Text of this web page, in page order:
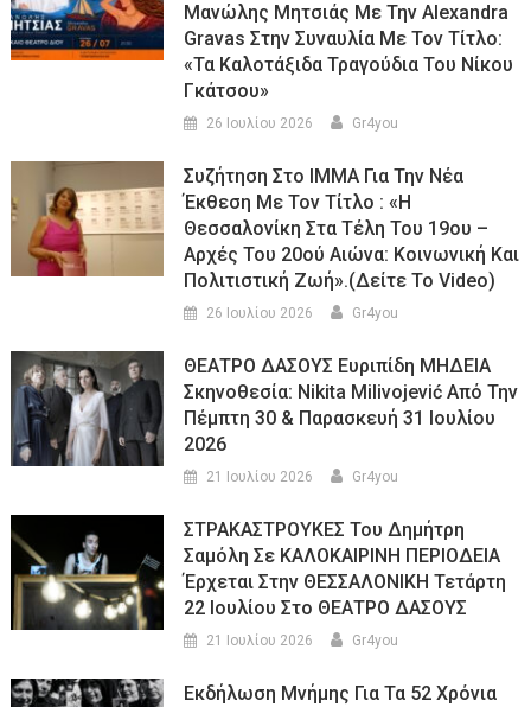
Μανώλης Μητσιάς Με Την Alexandra
Gravas Στην Συναυλία Με Τον Τίτλο:
«τα Καλοτάξιδα Τραγούδια Του Νίκου
Γκάτσου»
26 Ιουλίου 2026 Gr4you
Συζήτηση Στο ΙΜΜΑ Για Την Νέα
Έκθεση Με Τον Τίτλο : «Η
Θεσσαλονίκη Στα Τέλη Του 19ου –
Αρχές Του 20ού Αιώνα: Κοινωνική Και
Πολιτιστική Ζωή».(Δείτε Το Video)
26 Ιουλίου 2026 Gr4you
ΘΕΑΤΡΟ ΔΑΣΟΥΣ Ευριπίδη ΜΗΔΕΙΑ
Σκηνοθεσία: Nikita Milivojević Από Την
Πέμπτη 30 & Παρασκευή 31 Ιουλίου
2026
21 Ιουλίου 2026 Gr4you
ΣΤΡΑΚΑΣΤΡΟΥΚΕΣ Του Δημήτρη
Σαμόλη Σε ΚΑΛΟΚΑΙΡΙΝΗ ΠΕΡΙΟΔΕΙΑ
Έρχεται Στην ΘΕΣΣΑΛΟΝΙΚΗ Τετάρτη
22 Ιουλίου Στο ΘΕΑΤΡΟ ΔΑΣΟΥΣ
21 Ιουλίου 2026 Gr4you
Εκδήλωση Μνήμης Για Τα 52 Χρόνια